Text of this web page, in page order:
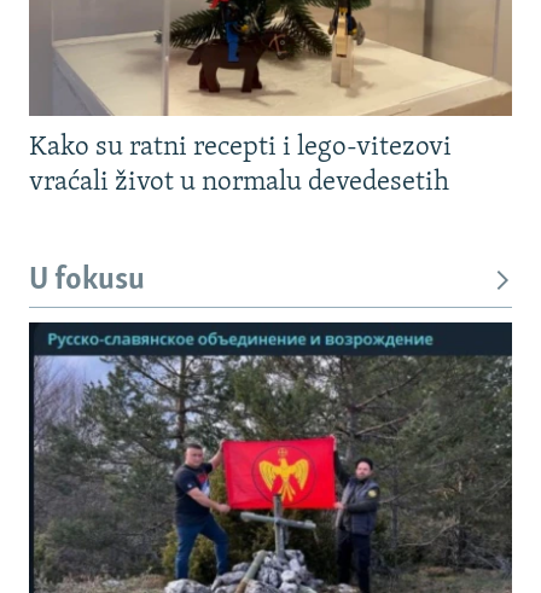
Kako su ratni recepti i lego-vitezovi
vraćali život u normalu devedesetih
U fokusu